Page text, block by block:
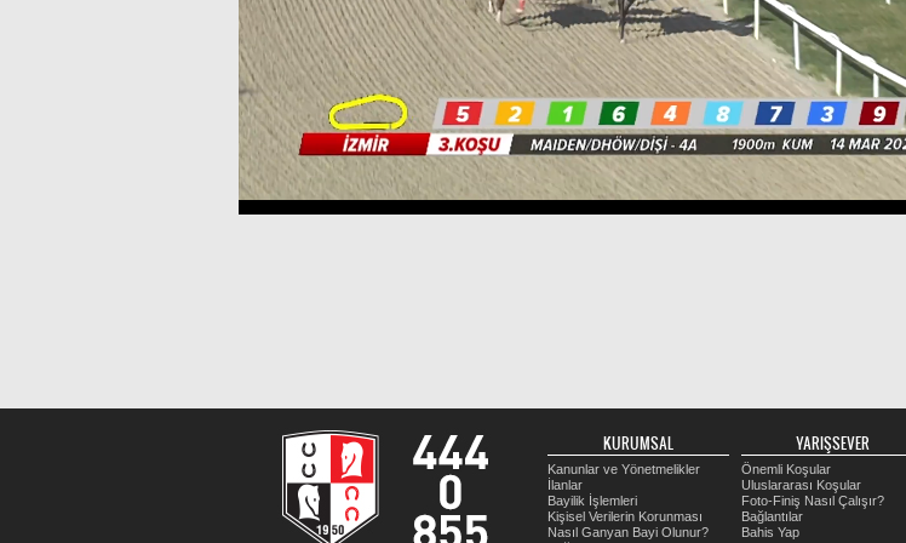
KURUMSAL
Kanunlar ve Yönetmelikler
İlanlar
Bayilik İşlemleri
Kişisel Verilerin Korunması
Nasıl Ganyan Bayi Olunur?
YARIŞSEVER
Önemli Koşular
Uluslararası Koşular
Foto-Finiş Nasıl Çalışır?
Bağlantılar
Bahis Yap